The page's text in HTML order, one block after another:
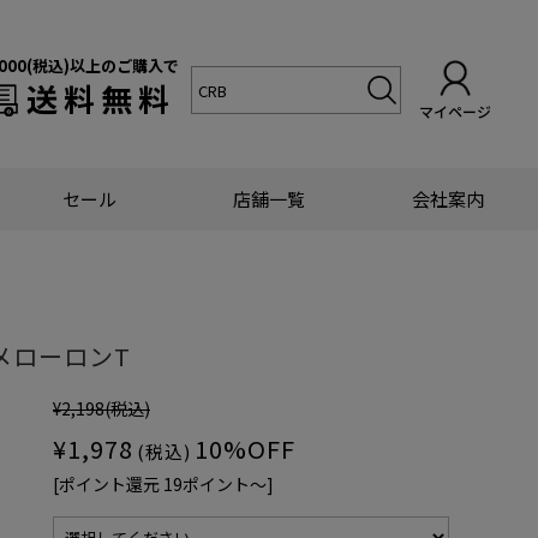
税込)以上のご購入で
送料無料 マイページ
セール 店舗一覧 会社案内
ローロンT
¥2,198(税込)
¥1,978 (税込) 10%OFF
[ポイント還元 19ポイント〜]